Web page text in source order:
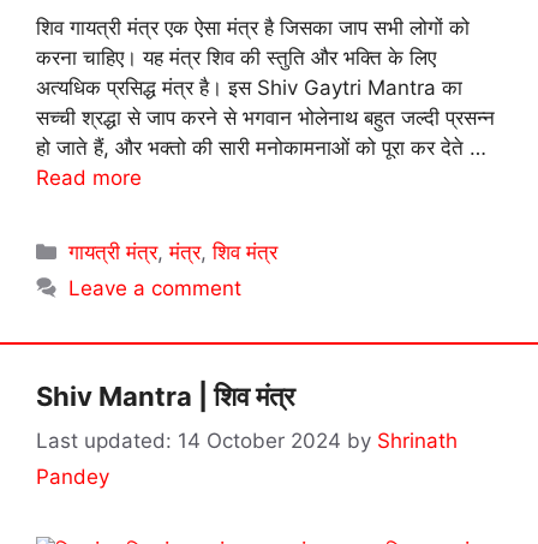
शिव गायत्री मंत्र एक ऐसा मंत्र है जिसका जाप सभी लोगों को
करना चाहिए। यह मंत्र शिव की स्तुति और भक्ति के लिए
अत्यधिक प्रसिद्ध मंत्र है। इस Shiv Gaytri Mantra का
सच्ची श्रद्धा से जाप करने से भगवान भोलेनाथ बहुत जल्दी प्रसन्न
हो जाते हैं, और भक्तो की सारी मनोकामनाओं को पूरा कर देते …
Read more
Categories
गायत्री मंत्र,मंत्र,शिव मंत्र
Leave a comment
Shiv Mantra | शिव मंत्र
14 October 2024 by Shrinath
Pandey